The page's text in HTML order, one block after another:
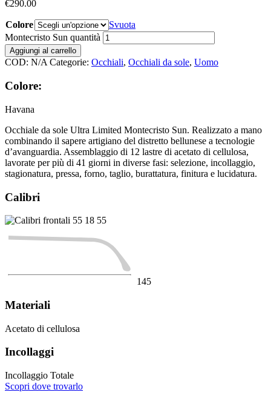
€290.00
Colore
Svuota
Montecristo Sun quantità
Aggiungi al carrello
COD: N/A Categorie: Occhiali, Occhiali da sole, Uomo
Colore:
Havana
Occhiale da sole Ultra Limited Montecristo Sun. Realizzato a mano
combinando il sapere artigiano del distretto bellunese a tecnologie
d’avanguardia. Assemblaggio di 12 lastre di acetato di cellulosa,
lavorate per più di 41 giorni in diverse fasi: selezione, incollaggio,
stagionatura, pressa, forno, taglio, burattatura, finitura e lucidatura.
Calibri
55 18 55
145
Materiali
Acetato di cellulosa
Incollaggi
Incollaggio Totale
Scopri dove trovarlo